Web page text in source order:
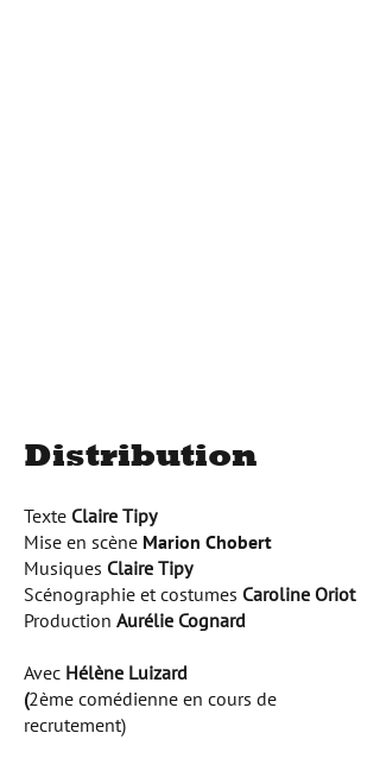
​Distribution
Texte Claire Tipy
Mise en scène Marion Chobert
Musiques Claire Tipy
Scénographie et costumes Caroline Oriot
Production Aurélie Cognard
Avec Hélène Luizard
(2ème comédienne en cours de
recrutement)